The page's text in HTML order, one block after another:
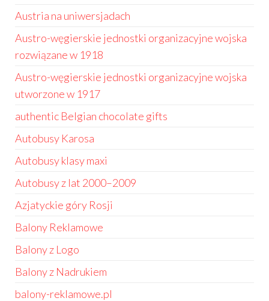
Austria na uniwersjadach
Austro-węgierskie jednostki organizacyjne wojska
rozwiązane w 1918
Austro-węgierskie jednostki organizacyjne wojska
utworzone w 1917
authentic Belgian chocolate gifts
Autobusy Karosa
Autobusy klasy maxi
Autobusy z lat 2000–2009
Azjatyckie góry Rosji
Balony Reklamowe
Balony z Logo
Balony z Nadrukiem
balony-reklamowe.pl